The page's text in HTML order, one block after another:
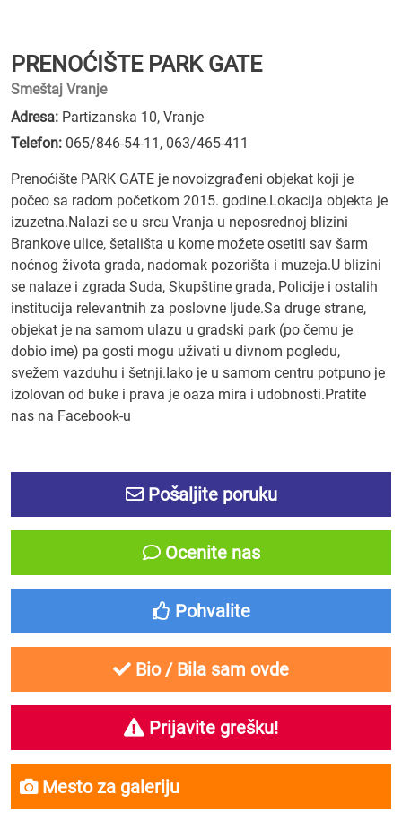
PRENOĆIŠTE PARK GATE
Smeštaj Vranje
Adresa: Partizanska 10, Vranje
Telefon: 065/846-54-11 , 063/465-411
Prenoćište PARK GATE je novoizgrađeni objekat koji je
počeo sa radom početkom 2015. godine.Lokacija objekta je
izuzetna.Nalazi se u srcu Vranja u neposrednoj blizini
Brankove ulice, šetališta u kome možete osetiti sav šarm
noćnog života grada, nadomak pozorišta i muzeja.U blizini
se nalaze i zgrada Suda, Skupštine grada, Policije i ostalih
institucija relevantnih za poslovne lјude.Sa druge strane,
objekat je na samom ulazu u gradski park (po čemu je
dobio ime) pa gosti mogu uživati u divnom pogledu,
svežem vazduhu i šetnji.Iako je u samom centru potpuno je
izolovan od buke i prava je oaza mira i udobnosti.Pratite
nas na Facebook-u
Pošaljite poruku
Ocenite nas
Pohvalite
Bio / Bila sam ovde
Prijavite grešku!
Mesto za galeriju